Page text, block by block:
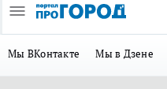
Мы ВКонтакте Мы в Дзене